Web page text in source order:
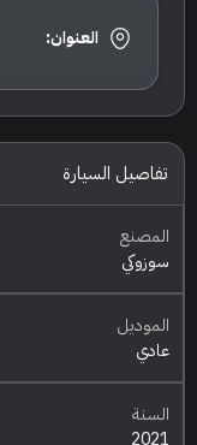
العنوان:
تفاصيل السيارة
المصنع
سوزوكي
الموديل
عادي
السنة
2021